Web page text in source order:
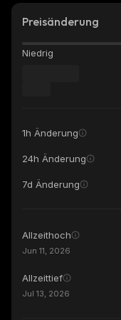
Preisänderung
Niedrig
1h Änderung
24h Änderung
7d Änderung
Allzeithoch
Jun 11, 2026
Allzeittief
Jul 13, 2026